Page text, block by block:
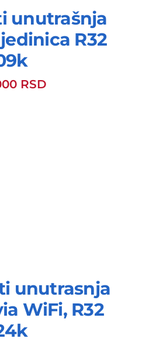
unutrašnja
R32
RSD
unutrasnja
WiFi, R32